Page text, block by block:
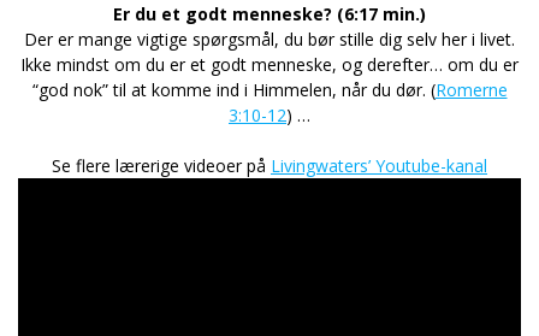
Er du et godt menneske? (6:17 min.)
Der er mange vigtige spørgsmål, du bør stille dig selv her i livet.
Ikke mindst om du er et godt menneske, og derefter… om du er
“god nok” til at komme ind i Himmelen, når du dør. (Romerne
3:10-12) …
Se flere lærerige videoer på Livingwaters’ Youtube-kanal